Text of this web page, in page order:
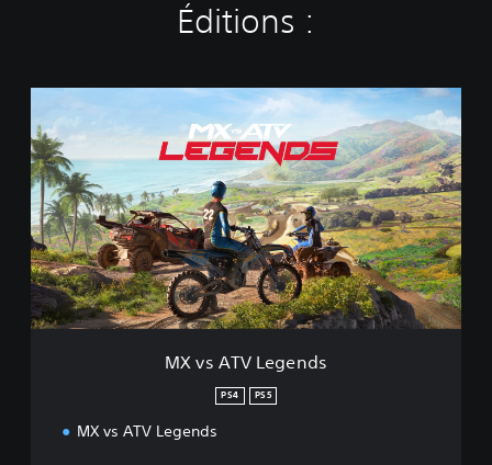
Éditions :
v
s
A
T
V
L
e
g
e
n
MX vs ATV Legends
PS4 PS5
MX vs ATV Legends